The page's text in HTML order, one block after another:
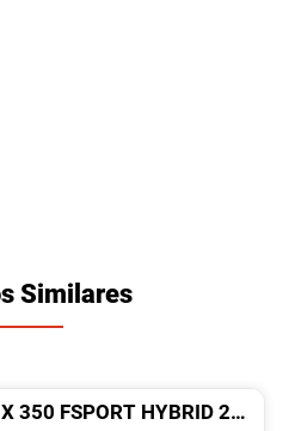
Similares
350 FSPORT HYBRID 2025